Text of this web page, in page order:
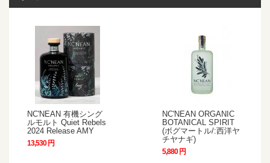
NC'NEAN 有機シング
ルモルト Quiet Rebels
2024 Release AMY
13,530 円
NC'NEAN ORGANIC
BOTANICAL SPIRIT
(ボグマートル/:西洋ヤ
チヤナギ)
5,880 円